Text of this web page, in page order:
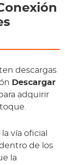
descargas
Descargar
adquirir
vía oficial
de los
la